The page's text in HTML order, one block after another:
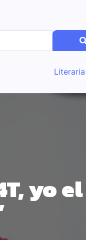
Literaria
yo el